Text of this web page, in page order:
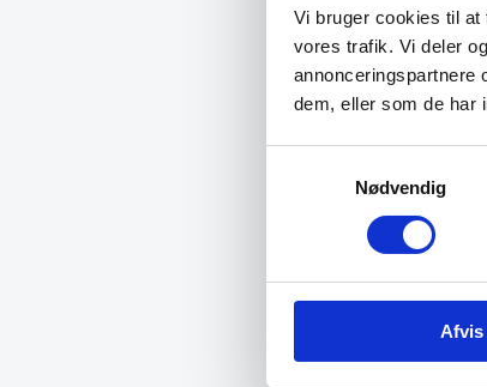
Vi bruger cookies til
vores trafik. Vi deler
annonceringspartnere
dem, eller som de har
Nødvendig
Afvis